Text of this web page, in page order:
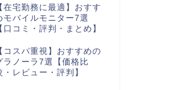
在宅勤務に最適】おすす
モバイルモニター7選
口コミ・評判・まとめ】
コスパ重視】おすすめの
ラノーラ7選【価格比
・レビュー・評判】